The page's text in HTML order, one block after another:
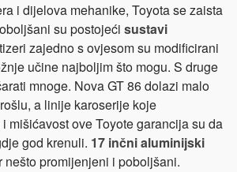
i dijelova mehanike, Toyota se zaista
su postojeći sustavi
zajedno s ovjesom su modificirani
učine najboljim što mogu. S druge
mnoge. Nova GT 86 dolazi malo
a linije karoserije koje
mišićavost ove Toyote garancija su da
god krenuli. 17 inčni aluminijski
promijenjeni i poboljšani.